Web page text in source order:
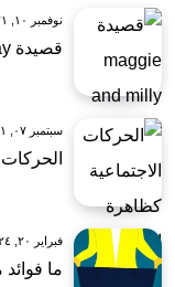
نوفمبر ١٠, ٢٠٢١
قصيدة maggie and milly and molly and may
سبتمبر ٠٧, ٢٠٢١
فبراير ٢٠, ٢٠٢٤
ما